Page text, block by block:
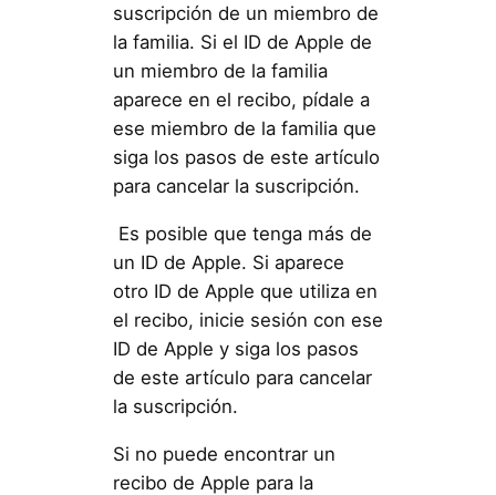
suscripción de un miembro de
la familia. Si el ID de Apple de
un miembro de la familia
aparece en el recibo, pídale a
ese miembro de la familia que
siga los pasos de este artículo
para cancelar la suscripción.
Es posible que tenga más de
un ID de Apple. Si aparece
otro ID de Apple que utiliza en
el recibo, inicie sesión con ese
ID de Apple y siga los pasos
de este artículo para cancelar
la suscripción.
Si no puede encontrar un
recibo de Apple para la